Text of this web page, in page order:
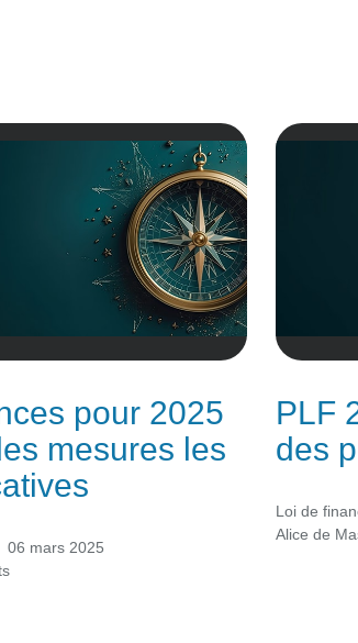
pour 2025
mesures les
06 mars 2025
PLF
des
Loi de
Alice de